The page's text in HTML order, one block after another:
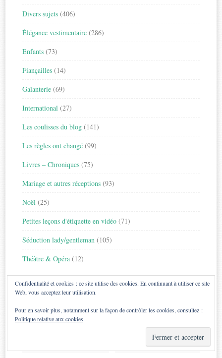
Divers sujets (406)
Élégance vestimentaire (286)
Enfants (73)
Fiançailles (14)
Galanterie (69)
International (27)
Les coulisses du blog (141)
Les règles ont changé (99)
Livres – Chroniques (75)
Mariage et autres réceptions (93)
Noël (25)
Petites leçons d'étiquette en vidéo (71)
Séduction lady/gentleman (105)
Théâtre & Opéra (12)
Travail(40)
archives
Archives
Confidentialité et cookies : ce site utilise des cookies. En continuant à utiliser ce site
Web, vous acceptez leur utilisation.
Pour en savoir plus, notamment sur la façon de contrôler les cookies, consultez :
Politique relative aux cookies